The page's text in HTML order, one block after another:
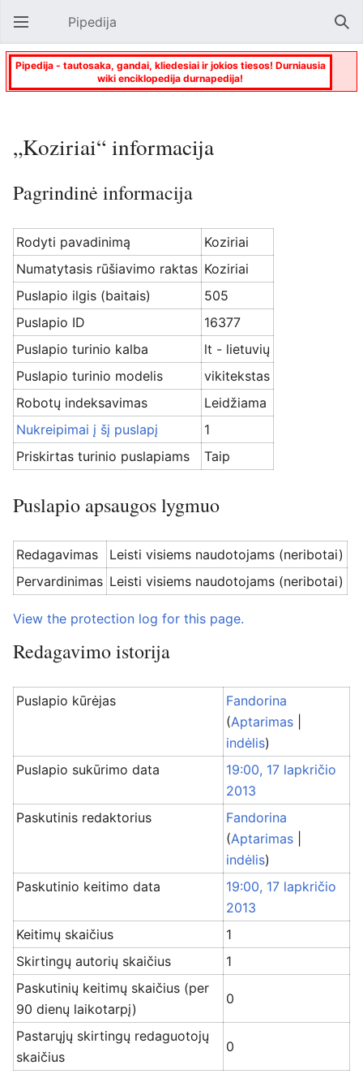
Atverti pagrindinį meniu Pipedija
Pipedija - tautosaka, gandai, kliedesiai ir jokios tiesos! Durniausia
wiki enciklopedija durnapedija!
„Koziriai“ informacija
Pagrindinė informacija
Rodyti pavadinimą
Koziriai
Numatytasis rūšiavimo raktas Koziriai
Puslapio ilgis (baitais)
505
Puslapio ID
16377
Puslapio turinio kalba
lt - lietuvių
Puslapio turinio modelis
vikitekstas
Robotų indeksavimas
Leidžiama
Nukreipimai į šį puslapį
1
Priskirtas turinio puslapiams
Taip
Puslapio apsaugos lygmuo
Redagavimas
Leisti visiems naudotojams (neribotai)
Pervardinimas Leisti visiems naudotojams (neribotai)
View the protection log for this page.
Redagavimo istorija
Puslapio kūrėjas
Fandorina
(Aptarimas
indėlis)
Puslapio sukūrimo data
19:00, 17 lapkričio
2013
Paskutinis redaktorius
Fandorina
(Aptarimas
indėlis)
Paskutinio keitimo data
19:00, 17 lapkričio
2013
Keitimų skaičius
1
Skirtingų autorių skaičius
1
Paskutinių keitimų skaičius (per
90 dienų laikotarpį)
0
Pastarųjų skirtingų redaguotojų
skaičius
0